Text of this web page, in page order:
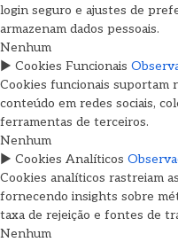
login seguro e ajustes de
armazenam dados pessoais.
Nenhum
► Cookies Funcionais
Cookies funcionais suportam
conteúdo em redes sociais,
ferramentas de terceiros.
Nenhum
► Cookies Analíticos
Cookies analíticos rastreiam
fornecendo insights sobre
taxa de rejeição e fontes de
Nenhum